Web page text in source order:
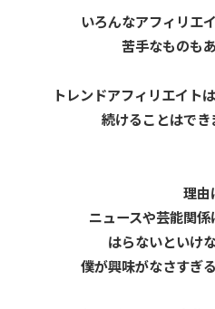
いろんなアフィリエ
苦手なものも
トレンドアフィリエイト
続けることはでき
理由
ニュースや芸能関
はらないといけ
僕が興味がなさすぎ